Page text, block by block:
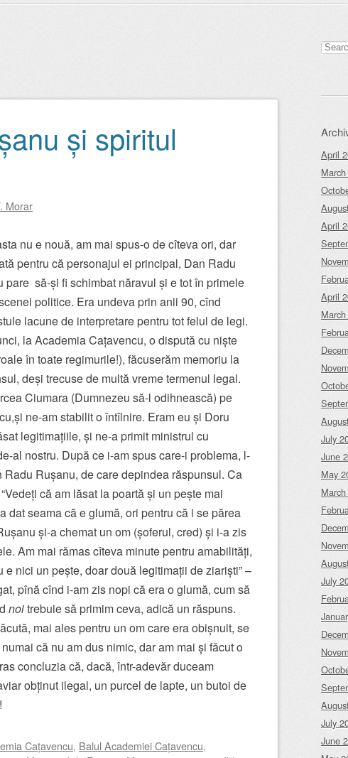
și spiritul
Morar
nu e nouă, am mai spus-o de cîteva ori, dar
pentru că personajul ei principal, Dan Radu
pare să-și fi schimbat năravul și e tot în primele
politice. Era undeva prin anii 90, cînd
lacune de interpretare pentru tot felul de legi.
la Academia Cațavencu, o dispută cu niște
în toate regimurile!), făcuserăm memoriu la
deși trecuse de multă vreme termenul legal.
Ciumara (Dumnezeu să-l odihnească) pe
ne-am stabilit o întîlnire. Eram eu și Doru
legitimațiile, și ne-a primit ministrul cu
al nostru. După ce i-am spus care-i problema, l-
Rușanu, de care depindea răspunsul. Ca
că am lăsat la poartă și un pește mai
dat seama că e glumă, ori pentru că i se părea
și-a chemat un om (șoferul, cred) și i-a zis
Am mai rămas cîteva minute pentru amabilități,
e nici un pește, doar două legitimații de ziariști” –
pînă cînd i-am zis nopi că era o glumă, cum să
noitrebuie să primim ceva, adică un răspuns.
mai ales pentru un om care era obișnuit, se
că nu am dus nimic, dar am mai și făcut o
concluzia că, dacă, într-adevăr duceam
obținut ilegal, un purcel de lapte, un butoi de
Cațavencu, Balul Academiei Cațavencu,
for:
April
April
April
July
June
May
July
July
June